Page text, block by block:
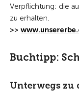
Verpflichtung: die
zu erhalten.
>>
Buchtipp:
Unterwegs zu